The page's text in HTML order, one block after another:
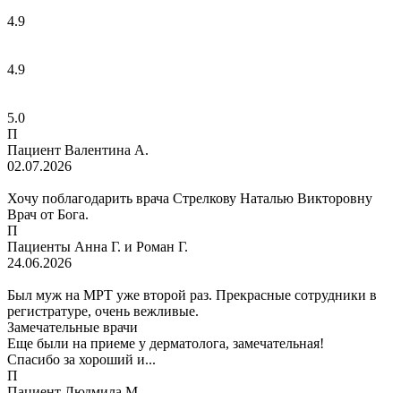
4.9
4.9
5.0
П
Пациент Валентина А.
02.07.2026
Хочу поблагодарить врача Стрелкову Наталью Викторовну
Врач от Бога.
П
Пациенты Анна Г. и Роман Г.
24.06.2026
Был муж на МРТ уже второй раз. Прекрасные сотрудники в
регистратуре, очень вежливые.
Замечательные врачи
Еще были на приеме у дерматолога, замечательная!
Спасибо за хороший и...
П